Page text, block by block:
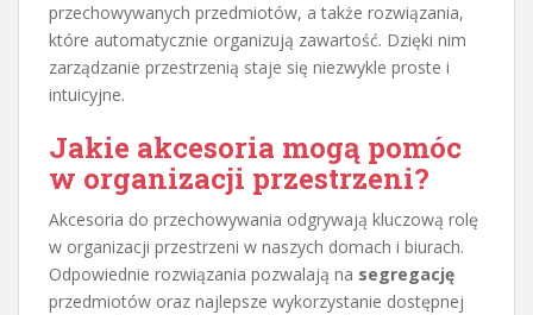
przechowywanych przedmiotów, a także rozwiązania,
które automatycznie organizują zawartość. Dzięki nim
zarządzanie przestrzenią staje się niezwykle proste i
intuicyjne.
Jakie akcesoria mogą pomóc
w organizacji przestrzeni?
Akcesoria do przechowywania odgrywają kluczową rolę
w organizacji przestrzeni w naszych domach i biurach.
Odpowiednie rozwiązania pozwalają na segregację
przedmiotów oraz najlepsze wykorzystanie dostępnej